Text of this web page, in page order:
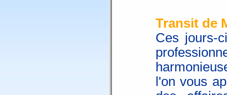
Transit de
Ces jours-
l'on vous